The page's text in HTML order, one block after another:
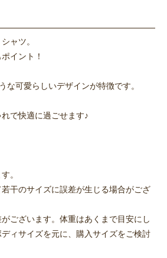
ャツ。
イント！
可愛らしいデザインが特徴です。
で快適に過ごせます♪
。
干のサイズに誤差が生じる場合がござ
ございます。体重はあくまで目安にし
ィサイズを元に、購入サイズをご検討